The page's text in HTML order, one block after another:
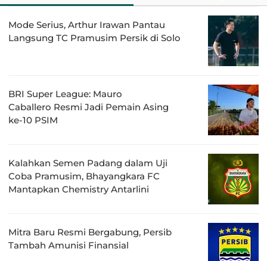
Mode Serius, Arthur Irawan Pantau
Langsung TC Pramusim Persik di Solo
BRI Super League: Mauro
Caballero Resmi Jadi Pemain Asing
ke-10 PSIM
Kalahkan Semen Padang dalam Uji
Coba Pramusim, Bhayangkara FC
Mantapkan Chemistry Antarlini
Mitra Baru Resmi Bergabung, Persib
Tambah Amunisi Finansial